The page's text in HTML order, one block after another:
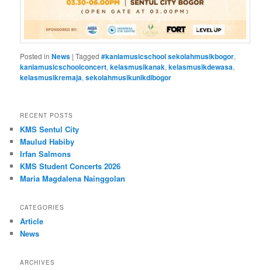
Posted in News |Tagged #kaniamusicschool sekolahmusikbogor,
kaniamusicschoolconcert,kelasmusikanak,kelasmusikdewasa,
kelasmusikremaja,sekolahmusikunikdibogor
RECENT POSTS
KMS Sentul City
Maulud Habiby
Irfan Salmons
KMS Student Concerts 2026
Maria Magdalena Nainggolan
CATEGORIES
Article
News
ARCHIVES